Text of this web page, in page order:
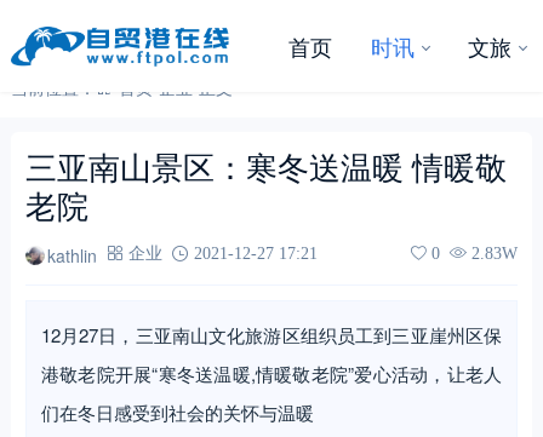
首页 时讯 文旅
当前位置： 首页 企业 正文
三亚南山景区：寒冬送温暖 情暖敬
老院
kathlin 企业 2021-12-27 17:21 0 2.83W
12月27日，三亚南山文化旅游区组织员工到三亚崖州区保
港敬老院开展“寒冬送温暖,情暖敬老院”爱心活动，让老人
们在冬日感受到社会的关怀与温暖